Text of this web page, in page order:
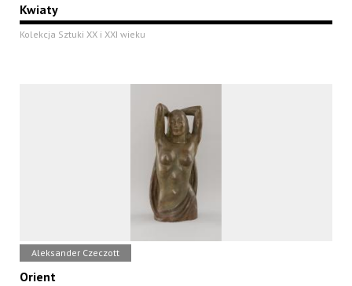
Kwiaty
Kolekcja Sztuki XX i XXI wieku
Aleksander Czeczott
Orient